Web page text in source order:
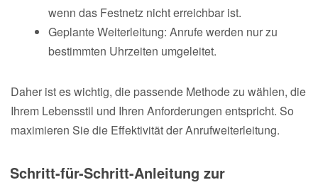
wenn das Festnetz nicht erreichbar ist.
Geplante Weiterleitung: Anrufe werden nur zu
bestimmten Uhrzeiten umgeleitet.
Daher ist es wichtig, die passende Methode zu wählen, die
Ihrem Lebensstil und Ihren Anforderungen entspricht. So
maximieren Sie die Effektivität der Anrufweiterleitung.
Schritt-für-Schritt-Anleitung zur